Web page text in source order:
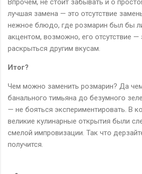
лучшая замена — это отсутствие
нежное блюдо, где розмарин был бы
акцентом, возможно, его отсутствие —
раскрыться другим вкусам.
Итог?
Чем можно заменить розмарин? Да
банального тимьяна до безумного
— не бояться экспериментировать. В
великие кулинарные открытия были
смелой импровизации. Так что
получится.